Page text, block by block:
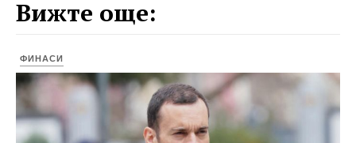
Вижте още:
ФИНАСИ